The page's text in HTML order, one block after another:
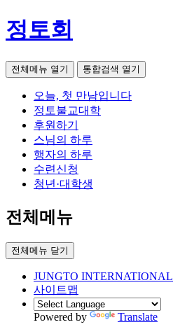
정토회
전체메뉴 열기 통합검색 열기
오늘, 첫 만남입니다
정토불교대학
후원하기
스님의 하루
행자의 하루
수련신청
청년·대학생
전체메뉴
전체메뉴 닫기
JUNGTO INTERNATIONAL
사이트맵
Powered by Translate